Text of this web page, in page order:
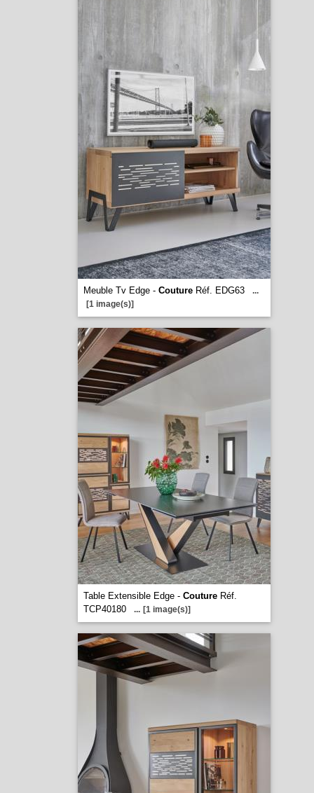
Meuble Tv Edge - CoutureRéf. EDG63
...
[1 image(s)]
Table Extensible Edge - CoutureRéf.
TCP40180
... [1 image(s)]